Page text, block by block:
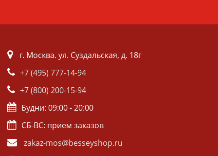
г. Москва. ул. Суздальская, д. 18г
+7 (495) 777-14-94
+7 (800) 200-15-94
Будни: 09:00 - 20:00
СБ-ВС: прием заказов
zakaz-mos@besseyshop.ru